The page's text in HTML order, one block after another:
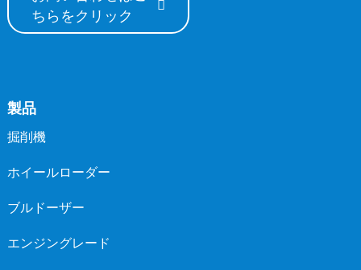
ちらをクリック
製品
掘削機
ホイールローダー
ブルドーザー
エンジングレード